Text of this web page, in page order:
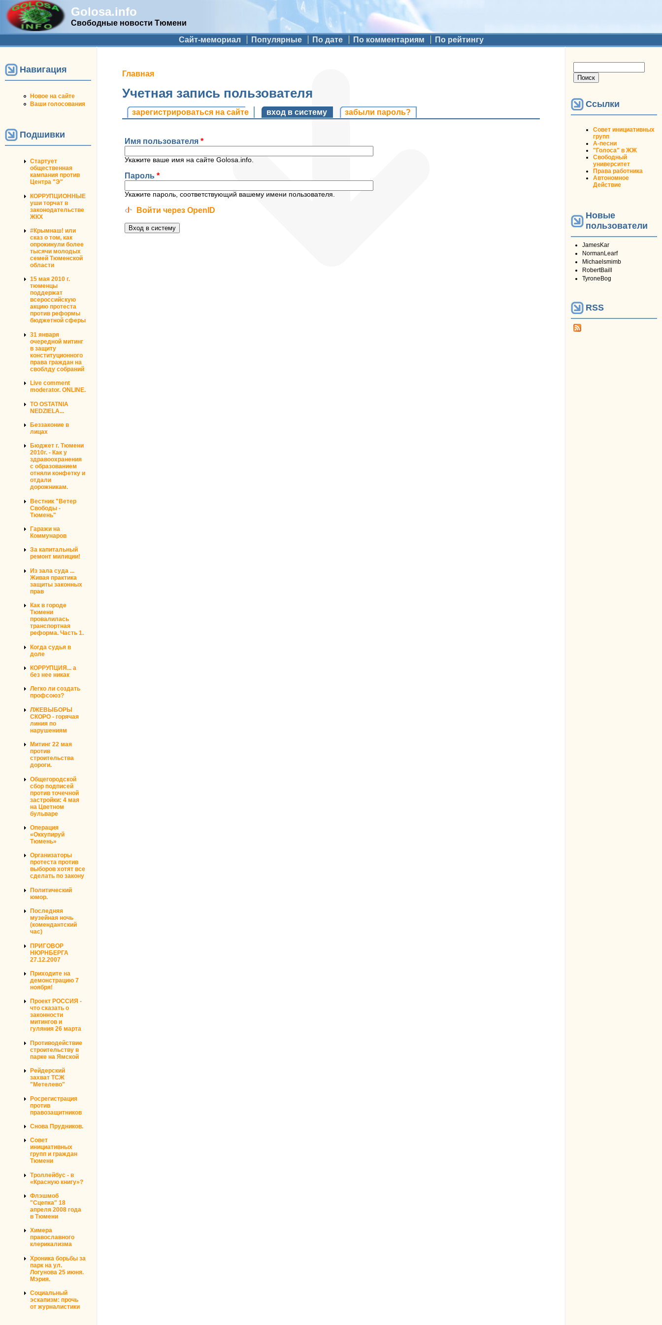
Golosa.info
Свободные новости Тюмени
Дополнительное меню Сайт-мемориал Популярные По дате По комментариям По рейтингу
Навигация
Новое на сайте
Ваши голосования
Подшивки
Стартует
общественная
кампания против
Центра "Э"
КОРРУПЦИОННЫЕ
уши торчат в
законодательстве
ЖКХ
#Крымнаш! или
сказ о том, как
опрокинули более
тысячи молодых
семей Тюменской
области
15 мая 2010 г.
тюменцы
поддержат
всероссийскую
акцию протеста
против реформы
бюджетной сферы
31 января
очередной митинг
в защиту
конституционного
права граждан на
своблду собраний
Live comment
moderator. ONLINE.
TO OSTATNIA
NEDZIELA...
Беззаконие в
лицах
Бюджет г. Тюмени
2010г. - Как у
здравоохранения
с образованием
отняли конфетку и
отдали
дорожникам.
Вестник "Ветер
Свободы -
Тюмень"
Гаражи на
Коммунаров
За капитальный
ремонт милиции!
Из зала суда ...
Живая практика
защиты законных
прав
Как в городе
Тюмени
провалилась
транспортная
реформа. Часть 1.
Когда судья в
доле
КОРРУПЦИЯ... а
без нее никак
Легко ли создать
профсоюз?
ЛЖЕВЫБОРЫ
СКОРО - горячая
линия по
нарушениям
Митинг 22 мая
против
строительства
дороги.
Общегородской
сбор подписей
против точечной
застройки: 4 мая
на Цветном
бульваре
Операция
«Оккупируй
Тюмень»
Организаторы
протеста против
выборов хотят все
сделать по закону
Политический
юмор.
Последняя
музейная ночь
(комендантский
час)
ПРИГОВОР
НЮРНБЕРГА
27.12.2007
Приходите на
демонстрацию 7
ноября!
Проект РОССИЯ -
что сказать о
законности
митингов и
гуляния 26 марта
Противодействие
строительству в
парке на Ямской
Рейдерский
захват ТСЖ
"Метелево"
Росрегистрация
против
правозащитников
Снова Прудников.
Совет
инициативных
групп и граждан
Тюмени
Троллейбус - в
«Красную книгу»?
Флэшмоб
"Сцепка" 18
апреля 2008 года
в Тюмени
Химера
православного
клерикализма
Хроника борьбы за
парк на ул.
Логунова 25 июня.
Мэрия.
Социальный
эскапизм: прочь
от журналистики
Вы здесь
Главная
Учетная запись пользователя
Главные вкладки
зарегистрироваться на сайте вход в систему (активная вкладка)
забыли пароль?
Имя пользователя *
Укажите ваше имя на сайте Golosa.info.
Пароль *
Укажите пароль, соответствующий вашему имени пользователя.
Войти через OpenID
Ссылки
Совет инициативных
групп
А-песни
"Голоса" в ЖЖ
Свободный
университет
Права работника
Автономное
Действие
Новые
пользователи
JamesKar
NormanLearf
Michaelsmimb
RobertBaill
TyroneBog
RSS